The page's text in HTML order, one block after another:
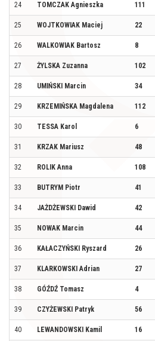
24 TOMCZAK Agnieszka 111
25 WOJTKOWIAK Maciej 22
26 WALKOWIAK Bartosz 8
27 ŻYLSKA Zuzanna 102
28 UMIŃSKI Marcin 34
29 KRZEMIŃSKA Magdalena 112
30 TESSA Karol 6
31 KRZAK Mariusz 48
32 ROLIK Anna 108
33 BUTRYM Piotr 41
34 JAŻDŻEWSKI Dawid 42
35 NOWAK Marcin 44
36 KAŁACZYŃSKI Ryszard 26
37 KLARKOWSKI Adrian 27
38 GÓŹDŹ Tomasz 4
39 CZYŻEWSKI Patryk 56
40 LEWANDOWSKI Kamil 16